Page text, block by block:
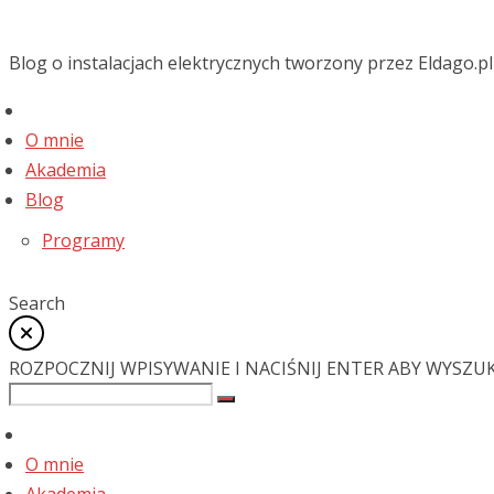
Blog o instalacjach elektrycznych tworzony przez Eldago.pl
O mnie
Akademia
Blog
Programy
Search
ROZPOCZNIJ WPISYWANIE I NACIŚNIJ ENTER ABY
O mnie